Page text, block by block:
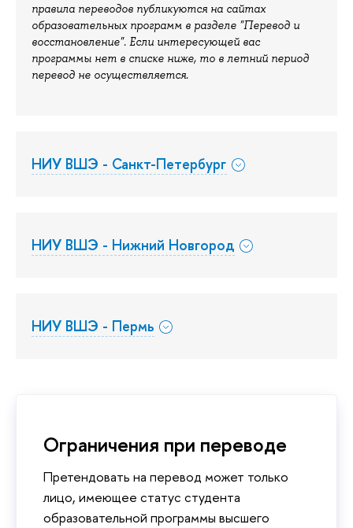
правила переводов публикуются на сайтах
образовательных программ в разделе "Перевод и
восстановление". Если интересующей вас
программы нет в списке ниже, то в летний период
перевод не осуществляется.
НИУ ВШЭ - Санкт-Петербург
НИУ ВШЭ - Нижний Новгород
НИУ ВШЭ - Пермь
Ограничения при переводе
Претендовать на перевод может только
лицо, имеющее статус студента
образовательной программы высшего